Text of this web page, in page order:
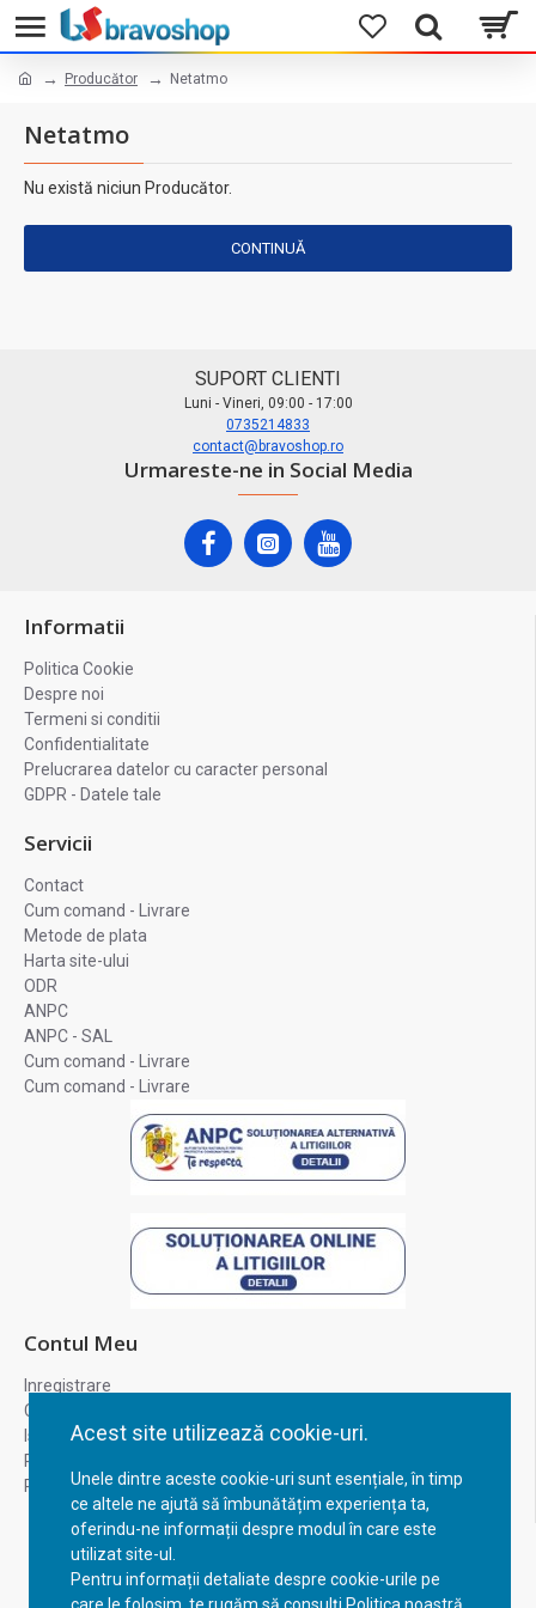
Acest site utilizează cookie-uri.
Unele dintre aceste cookie-uri sunt esențiale, în timp
ce altele ne ajută să îmbunătățim experiența ta,
oferindu-ne informații despre modul în care este
utilizat site-ul.
Pentru informații detaliate despre cookie-urile pe
Producător Netatmo
Netatmo
Nu există niciun Producător.
CONTINUĂ
SUPORT CLIENTI
Luni - Vineri, 09:00 - 17:00
0735214833
contact@bravoshop.ro
Urmareste-ne in Social Media
Informatii
Politica Cookie
Despre noi
Termeni si conditii
Confidentialitate
Prelucrarea datelor cu caracter personal
GDPR - Datele tale
Servicii
Contact
Cum comand - Livrare
Metode de plata
Harta site-ului
ODR
ANPC
ANPC - SAL
Cum comand - Livrare
Cum comand - Livrare
Contul Meu
Inregistrare
Contul meu
Istoric comenzi
Recuperare parola
Returnare produs